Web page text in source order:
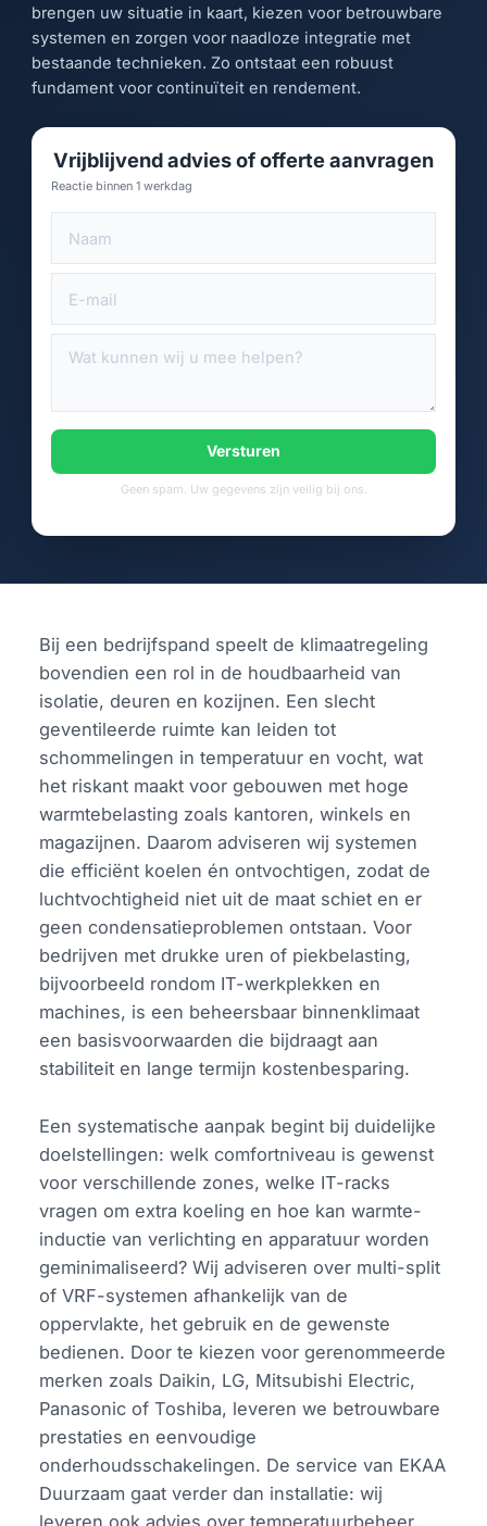
brengen uw situatie in kaart, kiezen voor betrouwbare
systemen en zorgen voor naadloze integratie met
bestaande technieken. Zo ontstaat een robuust
fundament voor continuïteit en rendement.
Vrijblijvend advies of offerte aanvragen
Reactie binnen 1 werkdag
Versturen
Geen spam. Uw gegevens zijn veilig bij ons.
Bij een bedrijfspand speelt de klimaatregeling
bovendien een rol in de houdbaarheid van
isolatie, deuren en kozijnen. Een slecht
geventileerde ruimte kan leiden tot
schommelingen in temperatuur en vocht, wat
het riskant maakt voor gebouwen met hoge
warmtebelasting zoals kantoren, winkels en
magazijnen. Daarom adviseren wij systemen
die efficiënt koelen én ontvochtigen, zodat de
luchtvochtigheid niet uit de maat schiet en er
geen condensatieproblemen ontstaan. Voor
bedrijven met drukke uren of piekbelasting,
bijvoorbeeld rondom IT-werkplekken en
machines, is een beheersbaar binnenklimaat
een basisvoorwaarden die bijdraagt aan
stabiliteit en lange termijn kostenbesparing.
Een systematische aanpak begint bij duidelijke
doelstellingen: welk comfortniveau is gewenst
voor verschillende zones, welke IT-racks
vragen om extra koeling en hoe kan warmte-
inductie van verlichting en apparatuur worden
geminimaliseerd? Wij adviseren over multi-split
of VRF-systemen afhankelijk van de
oppervlakte, het gebruik en de gewenste
bedienen. Door te kiezen voor gerenommeerde
merken zoals Daikin, LG, Mitsubishi Electric,
Panasonic of Toshiba, leveren we betrouwbare
prestaties en eenvoudige
onderhoudsschakelingen. De service van EKAA
Duurzaam gaat verder dan installatie: wij
leveren ook advies over temperatuurbeheer,